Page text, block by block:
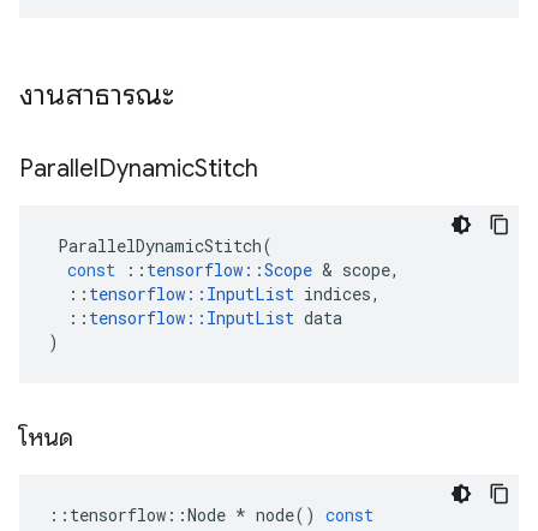
งานสาธารณะ
ParallelDynamicStitch
ParallelDynamicStitch(
const
:: tensorflow ::Scope & scope,
:: tensorflow :: InputList indices,
:: tensorflow :: InputList data
)
โหนด
:: tensorflow ::Node * node() const